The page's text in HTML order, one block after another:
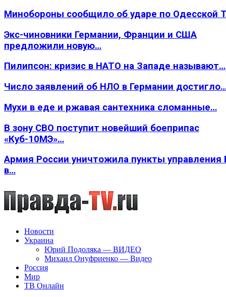
Минобороны сообщило об ударе по Одесской
Экс-чиновники Германии, Франции и США
предложили новую…
Пилипсон: кризис в НАТО на Западе называют…
Число заявлений об НЛО в Германии
Мухи в еде и ржавая сантехника сломанные…
В зону СВО поступит новейший боеприпас
«Куб-10МЭ»…
Армия России уничтожила пункты
в…
Новости
Украина
Юрий Подоляка — ВИДЕО
Михаил Онуфриенко — Видео
Россия
Мир
ТВ Онлайн